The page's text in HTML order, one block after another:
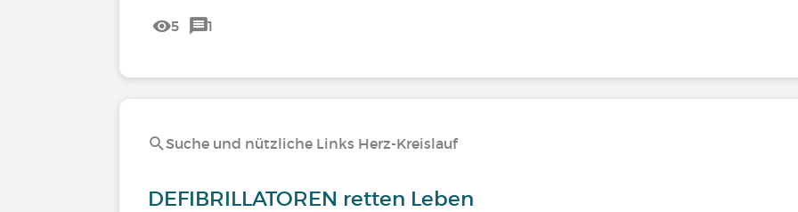
5 1
Suche und nützliche Links Herz-Kreislauf
DEFIBRILLATOREN retten Leben